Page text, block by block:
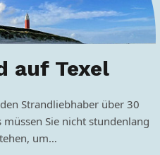
auf Texel
Strandliebhaber über 30
Sie nicht stundenlang
um…